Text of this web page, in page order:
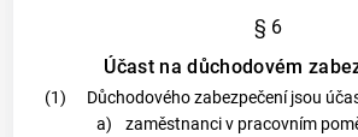
§ 6
Účast na důchodovém
(1)
Důchodového zabezpečení jsou
a)
zaměstnanci v pracovním